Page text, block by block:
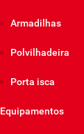
Armadilhas
Polvilhadeira
Porta isca
Equipamentos